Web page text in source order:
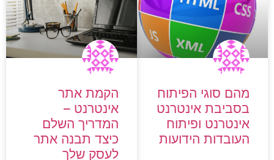
מהם סוגי הפיתוח
בסביבת אינטרנט
אינטרנט ופיתוח
העובדות הידועות
הקמת אתר
אינטרנט –
המדריך השלם
כיצד תבנה אתר
לעסק שלך